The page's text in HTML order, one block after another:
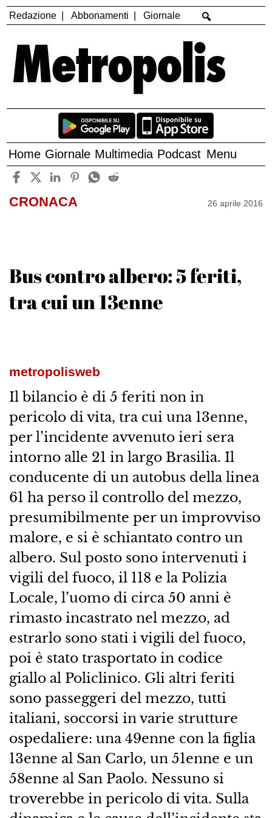
Redazione Abbonamenti Giornale
Home Giornale Multimedia Podcast Menu
CRONACA 26 aprile 2016
Bus contro albero: 5 feriti,
tra cui un 13enne
metropolisweb
Il bilancio è di 5 feriti non in
pericolo di vita, tra cui una 13enne,
per l’incidente avvenuto ieri sera
intorno alle 21 in largo Brasilia. Il
conducente di un autobus della linea
61 ha perso il controllo del mezzo,
presumibilmente per un improvviso
malore, e si è schiantato contro un
albero. Sul posto sono intervenuti i
vigili del fuoco, il 118 e la Polizia
Locale, l’uomo di circa 50 anni è
rimasto incastrato nel mezzo, ad
estrarlo sono stati i vigili del fuoco,
poi è stato trasportato in codice
giallo al Policlinico. Gli altri feriti
sono passeggeri del mezzo, tutti
italiani, soccorsi in varie strutture
ospedaliere: una 49enne con la figlia
13enne al San Carlo, un 51enne e un
58enne al San Paolo. Nessuno si
troverebbe in pericolo di vita. Sulla